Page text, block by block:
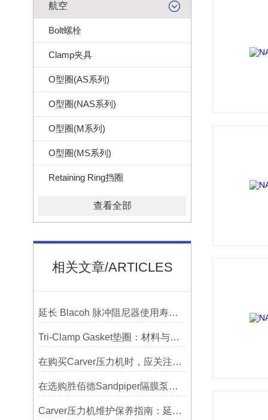
航空
Bolt螺栓
Clamp夹具
O型圈(AS系列)
O型圈(NAS系列)
O型圈(M系列)
O型圈(MS系列)
Retaining Ring挡圈
查看全部
相关文章/ARTICLES
延长 Blacoh 脉冲阻尼器使用寿命的维护技巧大公开
Tri-Clamp Gasket垫圈：材料与应用的全面指南
在购买Carver压力机时，应关注哪些性能指标？
在选购胜佰德Sandpiper隔膜泵时应该注意哪些关键参数？
Carver压力机维护保养指南：延长设备寿命的关键